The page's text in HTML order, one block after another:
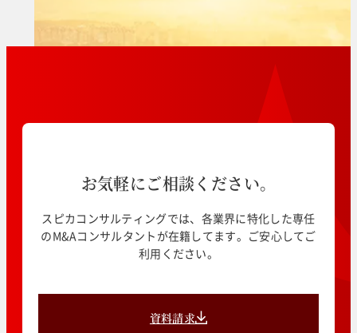
お気軽にご相談ください。
スピカコンサルティングでは、各業界に特化した専任
のM&Aコンサルタントが在籍してます。ご安心してご
利用ください。
資料請求